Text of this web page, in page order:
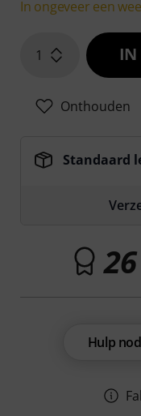
In ongeveer een
1 IN
Onthouden
Standaard
26
Hulp